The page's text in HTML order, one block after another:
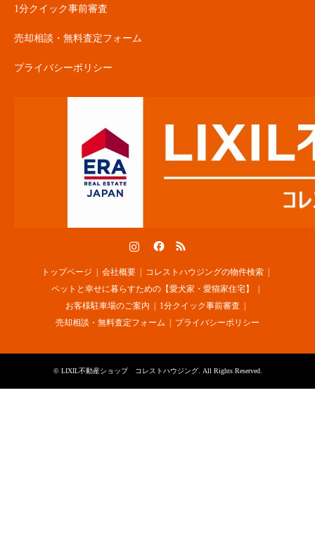
1分クイック事前審査
売却相談・無料査定フォーム
プライバシーポリシー
トップページ 会社概要
コレストハウジングの物件検索
ペットと幸せに暮らすための【愛犬家・愛猫家住宅】
お客様駐車場のご案内
1分クイック事前審査
売却相談・無料査定フォーム
プライバシーポリシー
© LIXIL不動産ショップ コレストハウジング. All Rights Reserved.